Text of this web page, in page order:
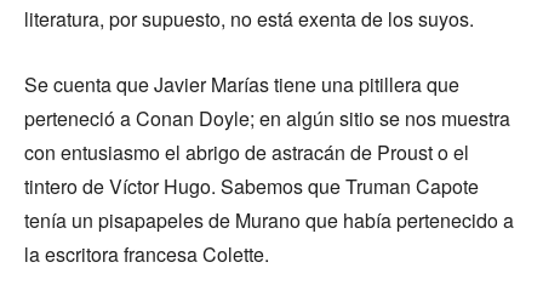
literatura, por supuesto, no está exenta de los suyos.
Se cuenta que Javier Marías tiene una pitillera que
perteneció a Conan Doyle; en algún sitio se nos muestra
con entusiasmo el abrigo de astracán de Proust o el
tintero de Víctor Hugo. Sabemos que Truman Capote
tenía un pisapapeles de Murano que había pertenecido a
la escritora francesa Colette.